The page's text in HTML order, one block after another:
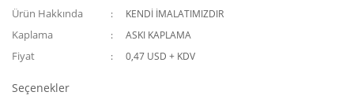
Ürün Hakkında KENDİ İMALATIMIZDIR
Kaplama ASKI KAPLAMA
Fiyat 0,47 USD + KDV
Seçenekler